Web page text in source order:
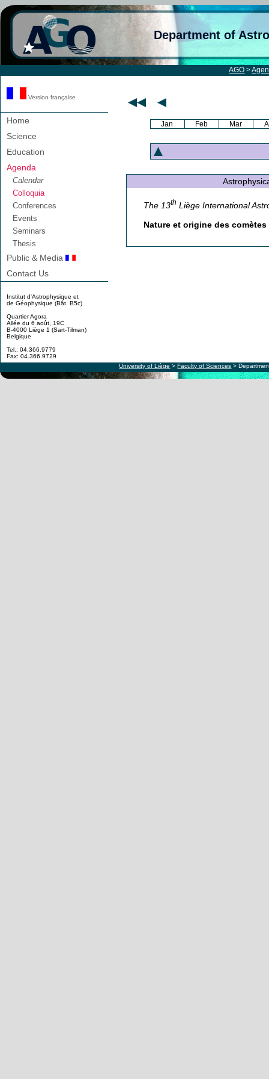
Department of
AGO >
Version française
Home
Science
Education
Agenda
Calendar
Colloquia
Conferences
Events
Seminars
Thesis
Public & Media
Contact Us
Institut d'Astrophysique et
de Géophysique (Bât. B5c)
Quartier Agora
Allée du 6 août, 19C
B-4000 Liège 1 (Sart-Tilman)
Belgique
Tel.: 04.366.9779
Fax: 04.366.9729
Jan Feb Mar
The 13th Liège International
Nature et origine des comètes
University of Liège >Faculty of Sciences >